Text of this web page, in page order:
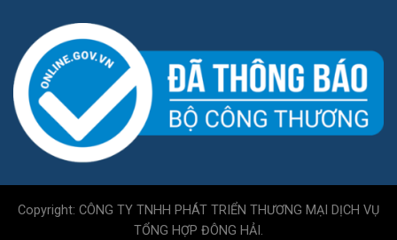
Copyright: CÔNG TY TNHH PHÁT TRIỂN THƯƠNG MẠI DỊCH VỤ
TỔNG HỢP ĐÔNG HẢI.